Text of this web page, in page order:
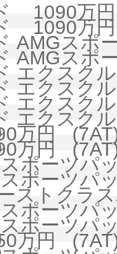
1090万
1090万
AMGス
AMGス
エクス
エクス
エクスク
エクスク
万円
万円
スポーツ
スポーツ
ストク
ポーツ
ポーツ
万円